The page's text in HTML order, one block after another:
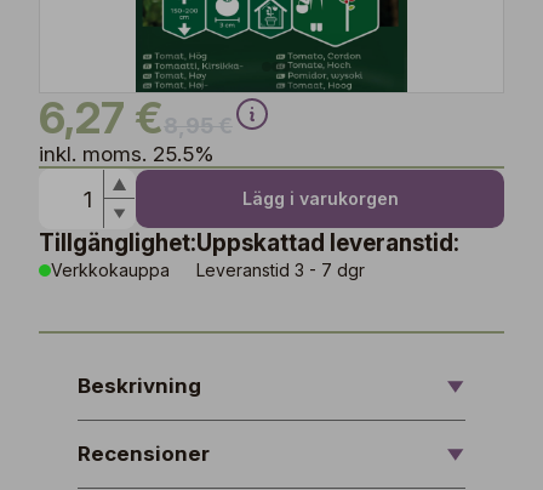
6,27 €
inkl. moms. 25.5%
Lägg i varukorgen
Tillgänglighet:
Verkkokauppa
Uppskattad leveranstid:
Leveranstid 3 - 7 dgr
Beskrivning
Recensioner